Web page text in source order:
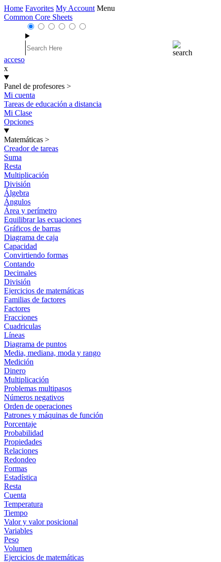
Home Favorites My Account Menu
Common Core Sheets
acceso
x
Panel de profesores >
Mi cuenta
Tareas de educación a distancia
Mi Clase
Opciones
Matemáticas >
Creador de tareas
Suma
Resta
Multiplicación
División
Álgebra
Ángulos
Área y perímetro
Equilibrar las ecuaciones
Gráficos de barras
Diagrama de caja
Capacidad
Convirtiendo formas
Contando
Decimales
División
Ejercicios de matemáticas
Familias de factores
Factores
Fracciones
Cuadriculas
Líneas
Diagrama de puntos
Media, mediana, moda y rango
Medición
Dinero
Multiplicación
Problemas multipasos
Números negativos
Orden de operaciones
Patrones y máquinas de función
Porcentaje
Probabilidad
Propiedades
Relaciones
Redondeo
Formas
Estadística
Resta
Cuenta
Temperatura
Tiempo
Valor y valor posicional
Variables
Peso
Volumen
Ejercicios de matemáticas